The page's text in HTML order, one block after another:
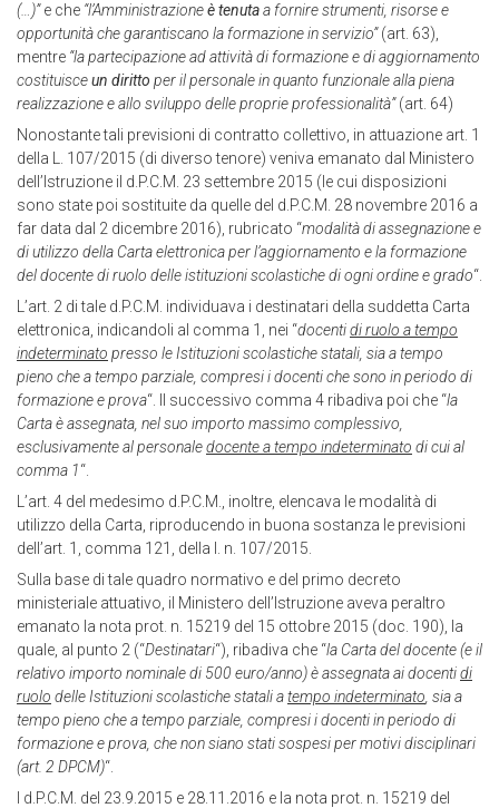
(…)”e che “l’Amministrazioneè tenutaa fornire strumenti, risorse e
opportunità che garantiscano la formazione in servizio”(art. 63),
mentre “la partecipazione ad attività di formazione e di aggiornamento
costituisceun diritto per il personale in quanto funzionale alla piena
realizzazione e allo sviluppo delle proprie professionalità”(art. 64)
Nonostante tali previsioni di contratto collettivo, in attuazione art. 1
della L. 107/2015 (di diverso tenore) veniva emanato dal Ministero
dell’Istruzione il d.P.C.M. 23 settembre 2015 (le cui disposizioni
sono state poi sostituite da quelle del d.P.C.M. 28 novembre 2016 a
far data dal 2 dicembre 2016), rubricato “modalità di assegnazione e
di utilizzo della Carta elettronica per l’aggiornamento e la formazione
del docente di ruolo delle istituzioni scolastiche di ogni ordine e grado“.
L’art. 2 di tale d.P.C.M. individuava i destinatari della suddetta Carta
elettronica, indicandoli al comma 1, nei “docentidi ruolo a tempo
indeterminato presso le Istituzioni scolastiche statali, sia a tempo
pieno che a tempo parziale, compresi i docenti che sono in periodo di
formazione e prova“. Il successivo comma 4 ribadiva poi che “la
Carta è assegnata, nel suo importo massimo complessivo,
esclusivamente al personaledocente a tempo indeterminato di cui al
comma 1“.
L’art. 4 del medesimo d.P.C.M., inoltre, elencava le modalità di
utilizzo della Carta, riproducendo in buona sostanza le previsioni
dell’art. 1, comma 121, della l. n. 107/2015.
Sulla base di tale quadro normativo e del primo decreto
ministeriale attuativo, il Ministero dell’Istruzione aveva peraltro
emanato la nota prot. n. 15219 del 15 ottobre 2015 (doc. 190), la
quale, al punto 2 (“Destinatari“), ribadiva che “la Carta del docente (e il
relativo importo nominale di 500 euro/anno) è assegnata ai docentidi
ruolo delle Istituzioni scolastiche statali atempo indeterminato , sia a
tempo pieno che a tempo parziale, compresi i docenti in periodo di
formazione e prova, che non siano stati sospesi per motivi disciplinari
(art. 2 DPCM)“.
I d.P.C.M. del 23.9.2015 e 28.11.2016 e la nota prot. n. 15219 del